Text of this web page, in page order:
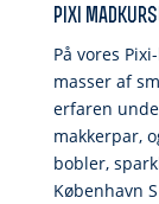
pixi
På vores
masser af
erfaren
makkerpar,
bobler,
København